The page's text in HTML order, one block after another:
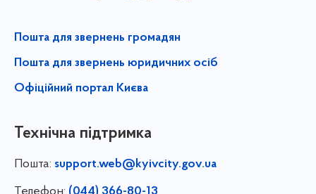
Пошта для звернень громадян
Пошта для звернень юридичних осіб
Офіційний портал Києва
Технічна підтримка
Пошта: support.web@kyivcity.gov.ua